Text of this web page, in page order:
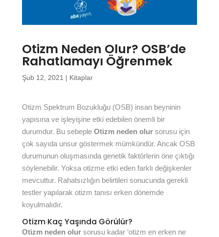
Otizm Neden Olur? OSB’de
Rahatlamayı Öğrenmek
Şub 12, 2021 | Kitaplar
Otizm Spektrum Bozukluğu (OSB) insan beyninin
yapısına ve işleyişine etki edebilen önemli bir
durumdur. Bu sebeple Otizm neden olursorusu için
çok sayıda unsur göstermek mümkündür. Ancak OSB
durumunun oluşmasında genetik faktörlerin öne çıktığı
söylenebilir. Yoksa otizme etki eden farklı değişkenler
mevcuttur. Rahatsızlığın belirtileri sonucunda gerekli
testler yapılarak otizm tanısı erken dönemde
koyulmalıdır.
Otizm Kaç Yaşında Görülür?
Otizm neden olursorusu kadar ‘otizm en erken ne